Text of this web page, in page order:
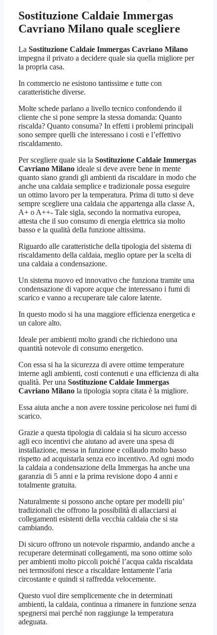
Sostituzione Caldaie Immergas
Cavriano Milano quale scegliere
La Sostituzione Caldaie Immergas Cavriano Milano
impegna il privato a decidere quale sia quella migliore per
la propria casa.
In commercio ne esistono tantissime e tutte con
caratteristiche diverse.
Molte schede parlano a livello tecnico confondendo il
cliente che si pone sempre la stessa domanda: Quanto
riscalda? Quanto consuma? In effetti i problemi principali
sono sempre quelli che interessano i costi e l’effettivo
riscaldamento.
Per scegliere quale sia la Sostituzione Caldaie Immergas
Cavriano Milano ideale si deve avere bene in mente
quanto siano grandi gli ambienti da riscaldare in modo che
anche una caldaia semplice e tradizionale possa eseguire
un ottimo lavoro per la temperatura. Prima di tutto si deve
sempre scegliere una caldaia che appartenga alla classe A,
A+ o A++- Tale sigla, secondo la normativa europea,
attesta che il suo consumo di energia elettrica sia molto
basso e la qualità della funzione altissima.
Riguardo alle caratteristiche della tipologia del sistema di
riscaldamento della caldaia, meglio optare per la scelta di
una caldaia a condensazione.
Un sistema nuovo ed innovativo che funziona tramite una
condensazione di vapore acque che interessano i fumi di
scarico e vanno a recuperare tale calore latente.
In questo modo si ha una maggiore efficienza energetica e
un calore alto.
Ideale per ambienti molto grandi che richiedono una
quantità notevole di consumo energetico.
Con essa si ha la sicurezza di avere ottime temperature
interne agli ambienti, costi contenuti e una efficienza di alta
qualità. Per una Sostituzione Caldaie Immergas
Cavriano Milano la tipologia sopra citata è la migliore.
Essa aiuta anche a non avere tossine pericolose nei fumi di
scarico.
Grazie a questa tipologia di caldaia si ha sicuro accesso
agli eco incentivi che aiutano ad avere una spesa di
installazione, messa in funzione e collaudo molto basso
rispetto ad acquistarla senza eco incentivo. Ad ogni modo
la caldaia a condensazione della Immergas ha anche una
garanzia di 5 anni e la prima revisione dopo 4 anni e
totalmente gratuita.
Naturalmente si possono anche optare per modelli piu’
tradizionali che offrono la possibilità di allacciarsi ai
collegamenti esistenti della vecchia caldaia che si sta
cambiando.
Di sicuro offrono un notevole risparmio, andando anche a
recuperare determinati collegamenti, ma sono ottime solo
per ambienti molto piccoli poiché l’acqua calda riscaldata
nei termosifoni riesce a riscaldare lentamente l’aria
circostante e quindi si raffredda velocemente.
Questo vuol dire semplicemente che in determinati
ambienti, la caldaia, continua a rimanere in funzione senza
spegnersi mai perché non raggiunge la temperatura
adeguata.